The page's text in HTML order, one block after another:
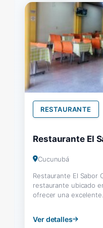
RESTAURANTE
Restaurante El
Cucunubá
Restaurante El Sabor
restaurante ubicado
ofrecer una excelente...
Ver detalles